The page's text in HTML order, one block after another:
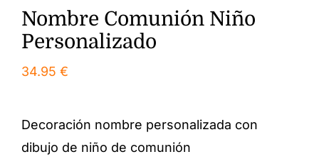
Nombre Comunión Niño
Personalizado
34.95 €
Decoración nombre personalizada con
dibujo de niño de comunión